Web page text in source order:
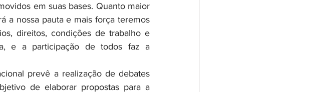
em suas bases. Quanto maior
a nossa pauta e mais força teremos
direitos, condições de trabalho e
e a participação de todos faz a
de elaborar propostas para a